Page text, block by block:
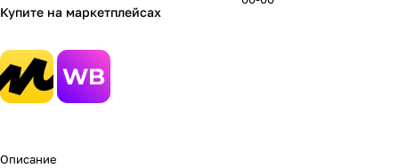
Купите на маркетплейсах
Описание